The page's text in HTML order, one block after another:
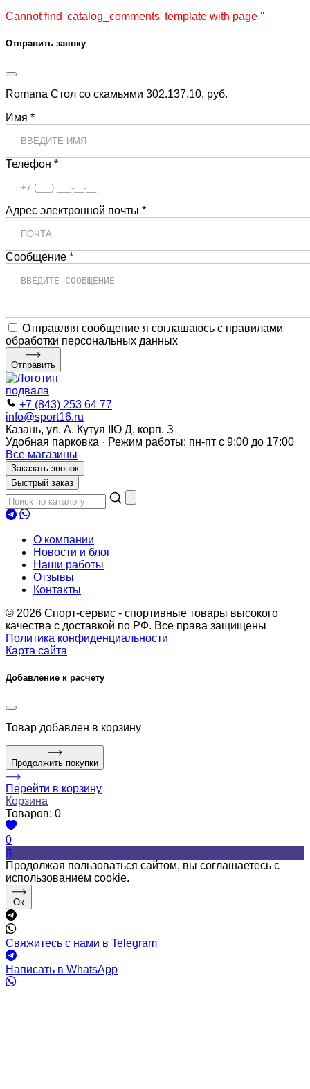
Cannot find 'catalog_comments' template with page ''
Отправить заявку
Romana Стол со скамьями 302.137.10, руб.
Имя *
Телефон *
Адрес электронной почты *
Сообщение *
Отправляя сообщение я соглашаюсь с правилами
обработки персональных данных
Отправить
+7 (843) 253 64 77
info@sport16.ru
Казань, ул. А. Кутуя IIO Д, корп. З
Удобная парковка · Режим работы: пн-пт с 9:00 до 17:00
Все магазины
Заказать звонок
Быстрый заказ
О компании
Новости и блог
Наши работы
Отзывы
Контакты
© 2026 Спорт-сервис - спортивные товары высокого
качества с доставкой по РФ. Все права защищены
Политика конфиденциальности
Карта сайта
Добавление к расчету
Товар добавлен в корзину
Продолжить покупки
Перейти в корзину
Корзина
Товаров: 0
0
Продолжая пользоваться сайтом, вы соглашаетесь с
использованием cookie.
Ок
Свяжитесь с нами в Telegram
Написать в WhatsApp